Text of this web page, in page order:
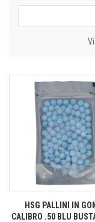
HSG PALLINI IN
CALIBRO .50 BLU